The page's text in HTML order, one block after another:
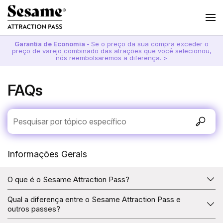
Garantia de Economia - Se o preço da sua compra exceder o
preço de varejo combinado das atrações que você selecionou,
nós reembolsaremos a diferença. >
FAQs
Informações Gerais
O que é o Sesame Attraction Pass?
O Sesame Attraction Pass oferece entrada para diversas
atrações selecionadas. Você escolhe quantas atrações
deseja visitar e, com o Sesame Attraction Pass, pode
Qual a diferença entre o Sesame Attraction Pass e
outros passes?